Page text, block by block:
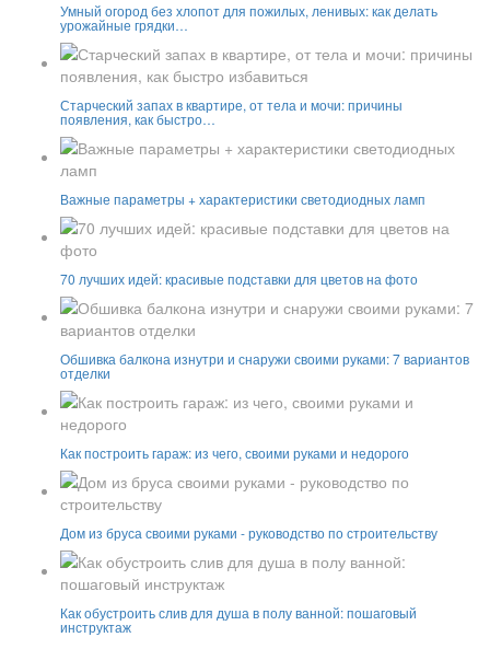
Умный огород без хлопот для пожилых, ленивых: как делать
урожайные грядки…
Старческий запах в квартире, от тела и мочи: причины
появления, как быстро…
Важные параметры + характеристики светодиодных ламп
70 лучших идей: красивые подставки для цветов на фото
Обшивка балкона изнутри и снаружи своими руками: 7 вариантов
отделки
Как построить гараж: из чего, своими руками и недорого
Дом из бруса своими руками - руководство по строительству
Как обустроить слив для душа в полу ванной: пошаговый
инструктаж